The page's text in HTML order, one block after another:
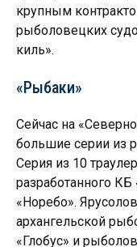
крупным
рыболовецких
киль».
«Рыбаки»
Сейчас на
большие серии из
Серия из 10
разработанного КБ
«Норебо».
архангельской
«Глобус» и